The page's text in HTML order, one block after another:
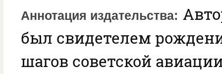
Аннотация издательства
был свидетелем
шагов советской